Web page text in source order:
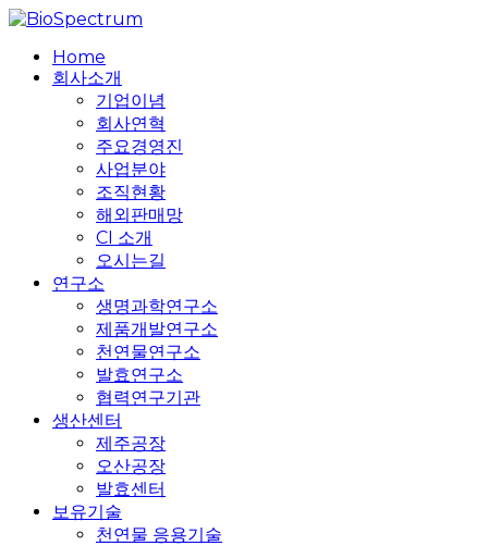
Skip
main
content
search
MenuHome
회사소개
기업이념
회사연혁
주요경영진
사업분야
조직현황
해외판매망
CI 소개
오시는길
연구소
생명과학연구소
제품개발연구소
천연물연구소
발효연구소
협력연구기관
생산센터
제주공장
오산공장
발효센터
보유기술
천연물 응용기술